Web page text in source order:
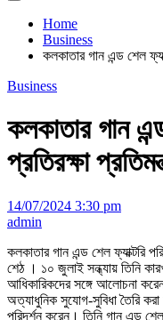
Home
Business
কলকাতার গান এন্ড শেল
Business
কলকাতার গান
প্রতিরক্ষা
14/07/2024 3:30 pm
admin
কলকাতার গান এন্ড শেল ফ্যাক্টরি
শেঠ । ১০ জুলাই সন্ধ্যায় তিনি
আধিকারিকদের সঙ্গে আলোচনা
অত্যাধুনিক সুযোগ-সুবিধা তৈরি
পরিদর্শন করেন। তিনি গান এন্ড